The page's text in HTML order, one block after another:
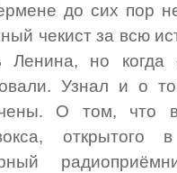
до сих пор
чекист за всю
Ленина, но
Узнал и о
О том, что